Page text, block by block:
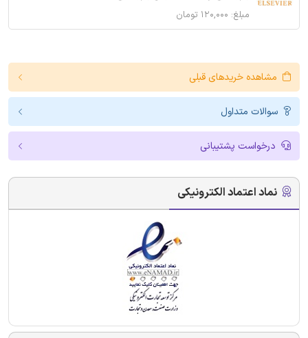
مبلغ: ۱۲۰,۰۰۰ تومان
مشاهده خریدهای قبلی
سوالات متداول
درخواست پشتیبانی
نماد اعتماد الکترونیکی